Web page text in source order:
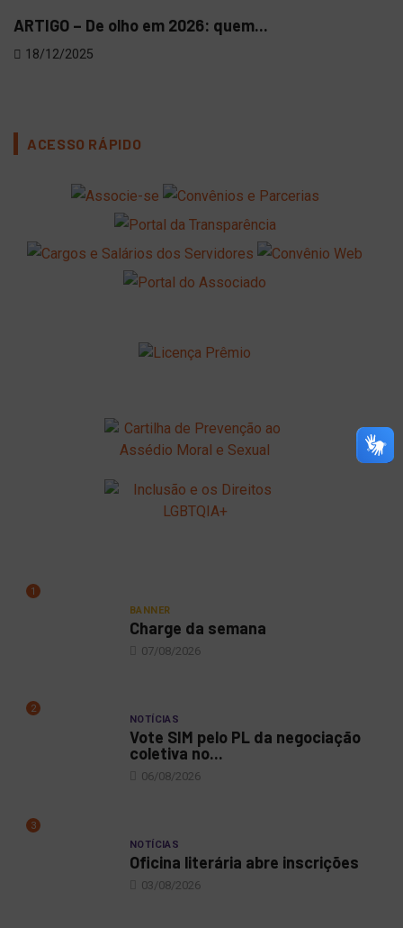
ARTIGO – De olho em 2026: quem...
18/12/2025
ACESSO RÁPIDO
1
BANNER
Charge da semana
07/08/2026
2
NOTÍCIAS
Vote SIM pelo PL da negociação
coletiva no...
06/08/2026
3
NOTÍCIAS
Oficina literária abre inscrições
03/08/2026